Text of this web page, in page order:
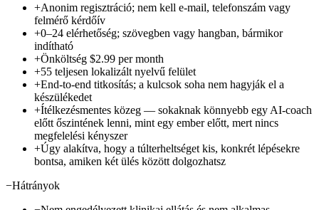
+Anonim regisztráció; nem kell e-mail, telefonszám vagy
felmérő kérdőív
+0–24 elérhetőség; szövegben vagy hangban, bármikor
indítható
+Önköltség $2.99 per month
+55 teljesen lokalizált nyelvű felület
+End-to-end titkosítás; a kulcsok soha nem hagyják el a
készülékedet
+Ítélkezésmentes közeg — sokaknak könnyebb egy AI-coach
előtt őszintének lenni, mint egy ember előtt, mert nincs
megfelelési kényszer
+Úgy alakítva, hogy a túlterheltséget kis, konkrét lépésekre
bontsa, amiken két ülés között dolgozhatsz
−Hátrányok